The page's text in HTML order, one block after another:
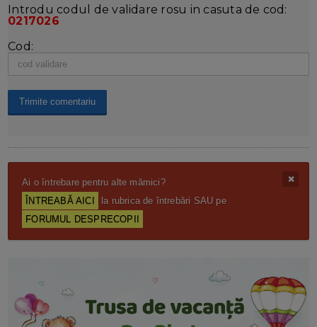
Introdu codul de validare rosu in casuta de cod:
0217026
Cod:
Ai o întrebare pentru alte mămici?
ÎNTREABĂ AICI
la rubrica de întrebări SAU pe
FORUMUL DESPRECOPII